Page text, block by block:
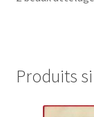
Produits